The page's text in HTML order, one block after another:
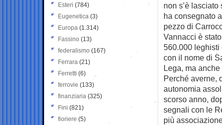
non s’è
ha consegnato
pezzo di
Vannacci è
560.000 leghisti
con il nome di
Lega, ma
Perché averne,
autonomia
scorso anno,
segnali con le
più
Esteri (784)
Eugenetica (3)
Europa (1.314)
Fassino (13)
federalismo (167)
Ferrara (21)
Ferretti (6)
ferrovie (133)
finanziaria (325)
Fini (821)
fioriere (5)